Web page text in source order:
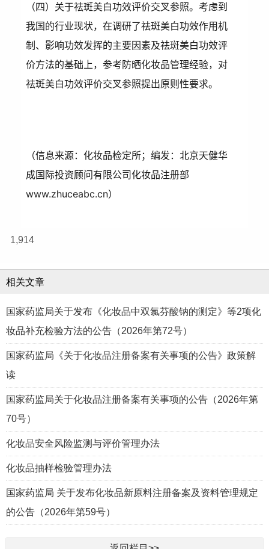
（四）关于祛斑美白功效评价交叉参照。考虑到
我国的行业现状，在调研了祛斑美白功效作用机
制、影响功效发挥的主要因素及祛斑美白功效评
价方法的基础上，参考防晒化妆品管理经验，对
祛斑美白功效评价交叉参照提出原则性要求。
（信息来源：化妆品检定所；编发：北京天健华
成国际投资顾问有限公司化妆品注册部
www.zhuceabc.cn）
1,914
相关文章
国家药监局关于发布《化妆品中双氯芬酸钠的测定》等2项化
妆品补充检验方法的公告（2026年第72号）
国家药监局《关于化妆品注册备案有关事项的公告》政策解
读
国家药监局关于化妆品注册备案有关事项的公告（2026年第
70号）
化妆品安全风险监测与评价管理办法
化妆品抽样检验管理办法
国家药监局 关于发布化妆品新原料注册备案及资料管理规定
的公告（2026年第59号）